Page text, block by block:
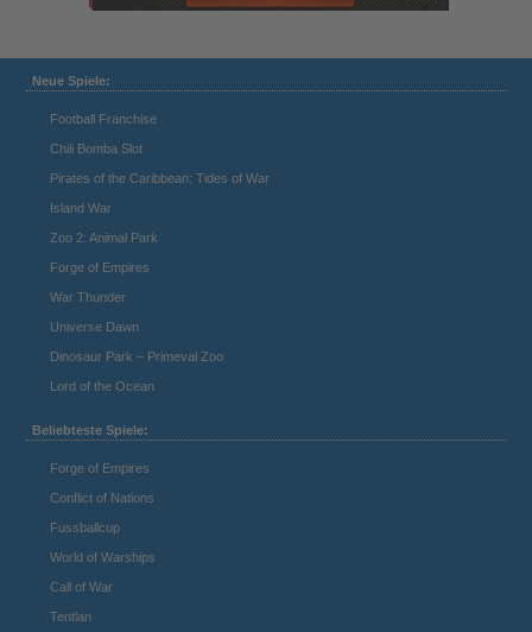
Neue Spiele:
Football Franchise
Chili Bomba Slot
Pirates of the Caribbean: Tides of War
Island War
Zoo 2: Animal Park
Forge of Empires
War Thunder
Universe Dawn
Dinosaur Park – Primeval Zoo
Lord of the Ocean
Beliebteste Spiele:
Forge of Empires
Conflict of Nations
Fussballcup
World of Warships
Call of War
Tentlan